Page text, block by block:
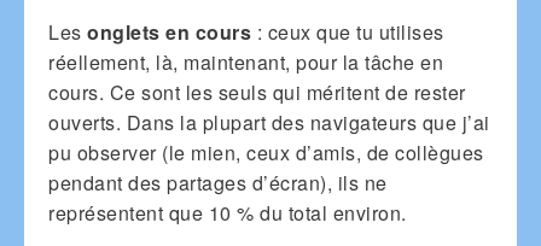
Les onglets en cours : ceux que tu utilises
réellement, là, maintenant, pour la tâche en
cours. Ce sont les seuls qui méritent de rester
ouverts. Dans la plupart des navigateurs que j’ai
pu observer (le mien, ceux d’amis, de collègues
pendant des partages d’écran), ils ne
représentent que 10 % du total environ.